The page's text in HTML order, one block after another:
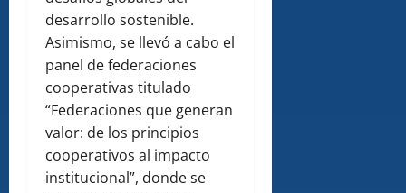
desarrollo sostenible.
Asimismo, se llevó a cabo el
panel de federaciones
cooperativas titulado
“Federaciones que generan
valor: de los principios
cooperativos al impacto
institucional”, donde se